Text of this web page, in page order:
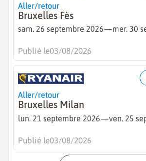
Aller/retour
Bruxelles Fès
sam. 26 septembre 2026—mer. 30
Publié le03/08/2026
Aller/retour
Bruxelles Milan
lun. 21 septembre 2026—ven. 25
Publié le03/08/2026